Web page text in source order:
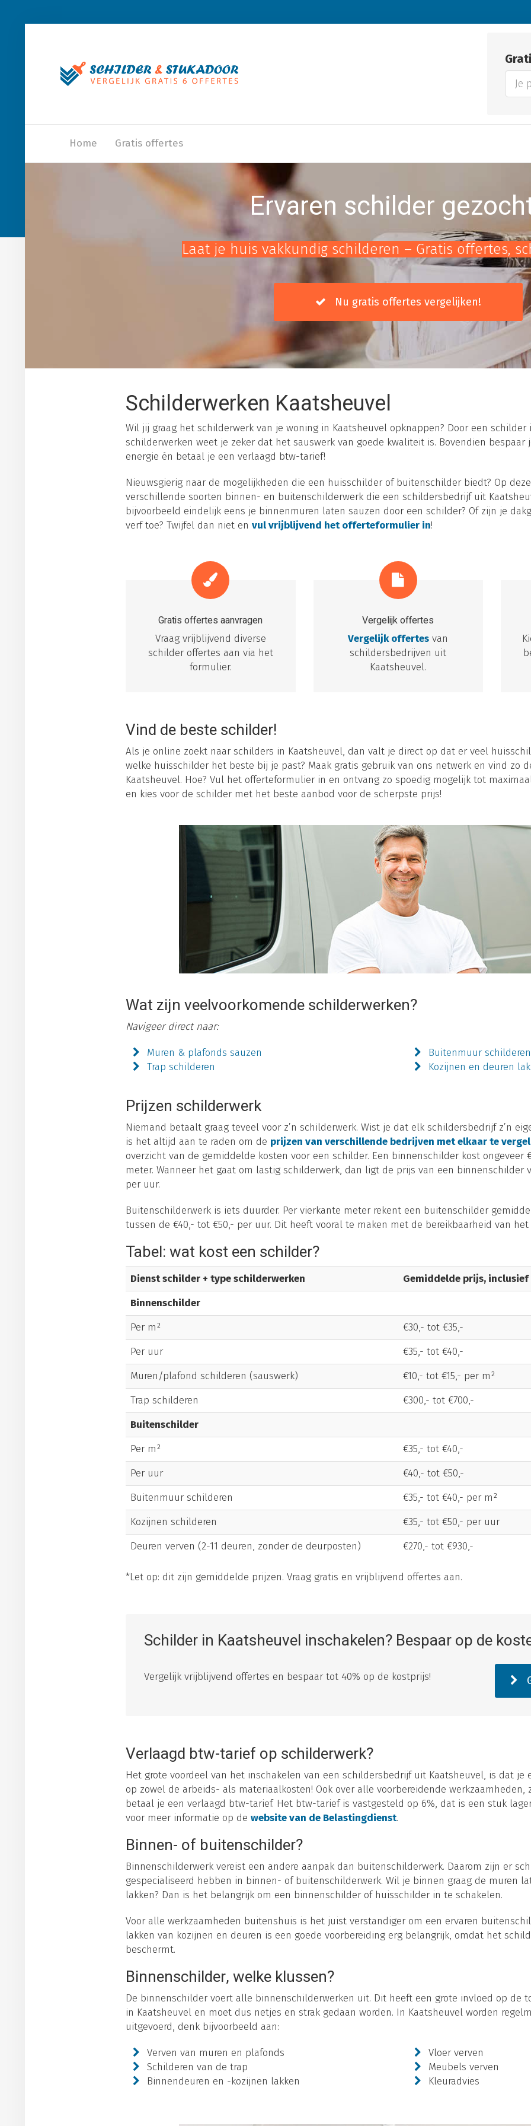
Home Gratis offertes
Ervaren schilder
Laat je huis vakkundig schilderen – Gratis offertes,
Nu gratis offertes vergelijken!
Schilderwerken Kaatsheuvel
Wil jij graag het schilderwerk van je woning in Kaatsheuvel opknappen? Door een
schilderwerken weet je zeker dat het sauswerk van goede kwaliteit is. Bovendien
energie én betaal je een verlaagd btw-tarief!
Nieuwsgierig naar de mogelijkheden die een huisschilder of buitenschilder biedt? Op
verschillende soorten binnen- en buitenschilderwerk die een schildersbedrijf uit
bijvoorbeeld eindelijk eens je binnenmuren laten sauzen door een schilder? Of zijn je
verf toe? Twijfel dan niet en vul vrijblijvend het offerteformulier in!
Gratis offertes aanvragen
Vraag vrijblijvend diverse
schilder offertes aan via het
formulier.
Vergelijk offertes
Vergelijk offertes van
schildersbedrijven uit
Kaatsheuvel.
Vind de beste schilder!
Als je online zoekt naar schilders in Kaatsheuvel, dan valt je direct op dat er veel
welke huisschilder het beste bij je past? Maak gratis gebruik van ons netwerk en vind zo
Kaatsheuvel. Hoe? Vul het offerteformulier in en ontvang zo spoedig mogelijk tot
en kies voor de schilder met het beste aanbod voor de scherpste prijs!
Wat zijn veelvoorkomende schilderwerken?
Navigeer direct naar:
Muren & plafonds sauzen
Trap schilderen
Buitenmuur schilderen
Kozijnen en deuren
Prijzen schilderwerk
Niemand betaalt graag teveel voor z’n schilderwerk. Wist je dat elk schildersbedrijf z’n
is het altijd aan te raden om de prijzen van verschillende bedrijven met elkaar te
overzicht van de gemiddelde kosten voor een schilder. Een binnenschilder kost ongeveer
meter. Wanneer het gaat om lastig schilderwerk, dan ligt de prijs van een binnenschilder
per uur.
Buitenschilderwerk is iets duurder. Per vierkante meter rekent een buitenschilder
tussen de €40,- tot €50,- per uur. Dit heeft vooral te maken met de bereikbaarheid van het
Tabel: wat kost een schilder?
Dienst schilder + type schilderwerken
Gemiddelde prijs,
Binnenschilder
Per m²
€30,- tot €35,-
Per uur
€35,- tot €40,-
Muren/plafond schilderen (sauswerk)
€10,- tot €15,- per m²
Trap schilderen
€300,- tot €700,-
Buitenschilder
Per m²
€35,- tot €40,-
Per uur
€40,- tot €50,-
Buitenmuur schilderen
€35,- tot €40,- per m²
Kozijnen schilderen
€35,- tot €50,- per uur
Deuren verven (2-11 deuren, zonder de deurposten)
€270,- tot €930,-
*Let op: dit zijn gemiddelde prijzen. Vraag gratis en vrijblijvend offertes aan.
Schilder in Kaatsheuvel inschakelen? Bespaar op de
Vergelijk vrijblijvend offertes en bespaar tot 40% op de kostprijs!
Verlaagd btw-tarief op schilderwerk?
Het grote voordeel van het inschakelen van een schildersbedrijf uit Kaatsheuvel, is dat
op zowel de arbeids- als materiaalkosten! Ook over alle voorbereidende werkzaamheden,
betaal je een verlaagd btw-tarief. Het btw-tarief is vastgesteld op 6%, dat is een stuk
voor meer informatie op de website van de Belastingdienst.
Binnen- of buitenschilder?
Binnenschilderwerk vereist een andere aanpak dan buitenschilderwerk. Daarom zijn er
gespecialiseerd hebben in binnen- of buitenschilderwerk. Wil je binnen graag de muren
lakken? Dan is het belangrijk om een binnenschilder of huisschilder in te schakelen.
Voor alle werkzaamheden buitenshuis is het juist verstandiger om een ervaren
lakken van kozijnen en deuren is een goede voorbereiding erg belangrijk, omdat het
beschermt.
Binnenschilder, welke klussen?
De binnenschilder voert alle binnenschilderwerken uit. Dit heeft een grote invloed op de
in Kaatsheuvel en moet dus netjes en strak gedaan worden. In Kaatsheuvel worden
uitgevoerd, denk bijvoorbeeld aan:
Verven van muren en plafonds
Schilderen van de trap
Binnendeuren en -kozijnen lakken
Vloer verven
Meubels verven
Kleuradvies